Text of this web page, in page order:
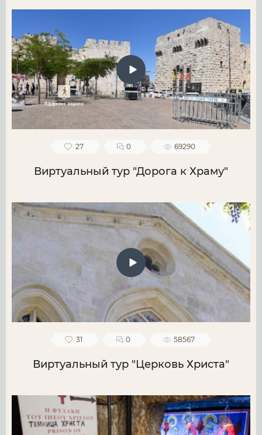
27 0 69290
Виртуальный тур "Дорога к Храму"
31 0 58567
Виртуальный тур "Церковь Христа"